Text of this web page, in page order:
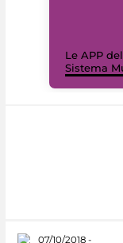
Le APP del
Sistema